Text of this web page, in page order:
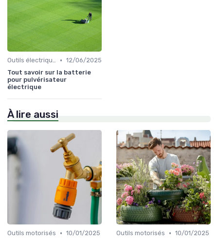
Outils électriques • 12/06/2025
Tout savoir sur la batterie
pour pulvérisateur
électrique
À lire aussi
Outils motorisés • 10/01/2025
Outils motorisés • 10/01/2025